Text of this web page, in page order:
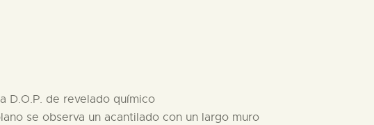
D.O.P. de revelado químico
se observa un acantilado con un largo muro